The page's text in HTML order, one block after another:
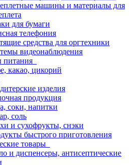
машины и материалы для
для бумаги
телефония
средства для оргтехники
видеонаблюдения
питания
какао, цикорий
изделия
продукция
соки, напитки
соль
и сухофрукты, снэки
быстрого приготовления
товары
и диспенсеры, антисептические